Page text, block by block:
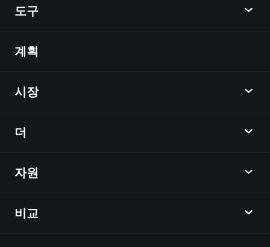
장자 포트폴리오
도구
발견
차트
뉴스
학습 허브
메신저
계획
시장
개요
외환
지수
더
제휴사가 되다
회사
자원
도움말 센터
비교